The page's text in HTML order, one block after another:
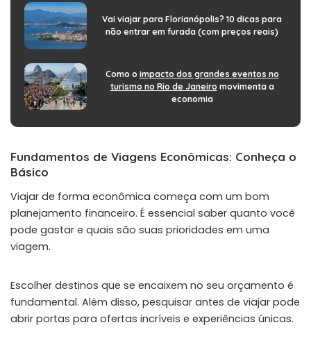
Vai viajar para Florianópolis? 10 dicas para
não entrar em furada (com preços reais)
Como o impacto dos grandes eventos no
turismo no Rio de Janeiro movimenta a
economia
Fundamentos de Viagens Econômicas: Conheça o
Básico
Viajar de forma econômica começa com um bom
planejamento financeiro. É essencial saber quanto você
pode gastar e quais são suas prioridades em uma
viagem.
Escolher destinos que se encaixem no seu orçamento é
fundamental. Além disso, pesquisar antes de viajar pode
abrir portas para ofertas incríveis e experiências únicas.